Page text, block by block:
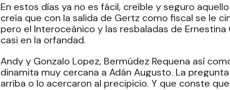
En estos días ya no es fácil, creíble y seguro
creía que con la salida de Gertz como fiscal se le
pero el Interoceánico y las resbaladas de
casi en la orfandad.
Andy y Gonzalo Lopez, Bermúdez Requena así
dinamita muy cercana a Adán Augusto. La
arriba o lo acercaron al precipicio. Y que conste